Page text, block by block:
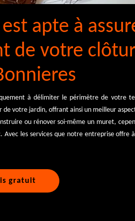
apte à
de votre
à délimiter le périmètre de votre
votre jardin, offrant ainsi un meilleur
ou rénover soi-même un muret,
Avec les services que notre entreprise offre
gratuit